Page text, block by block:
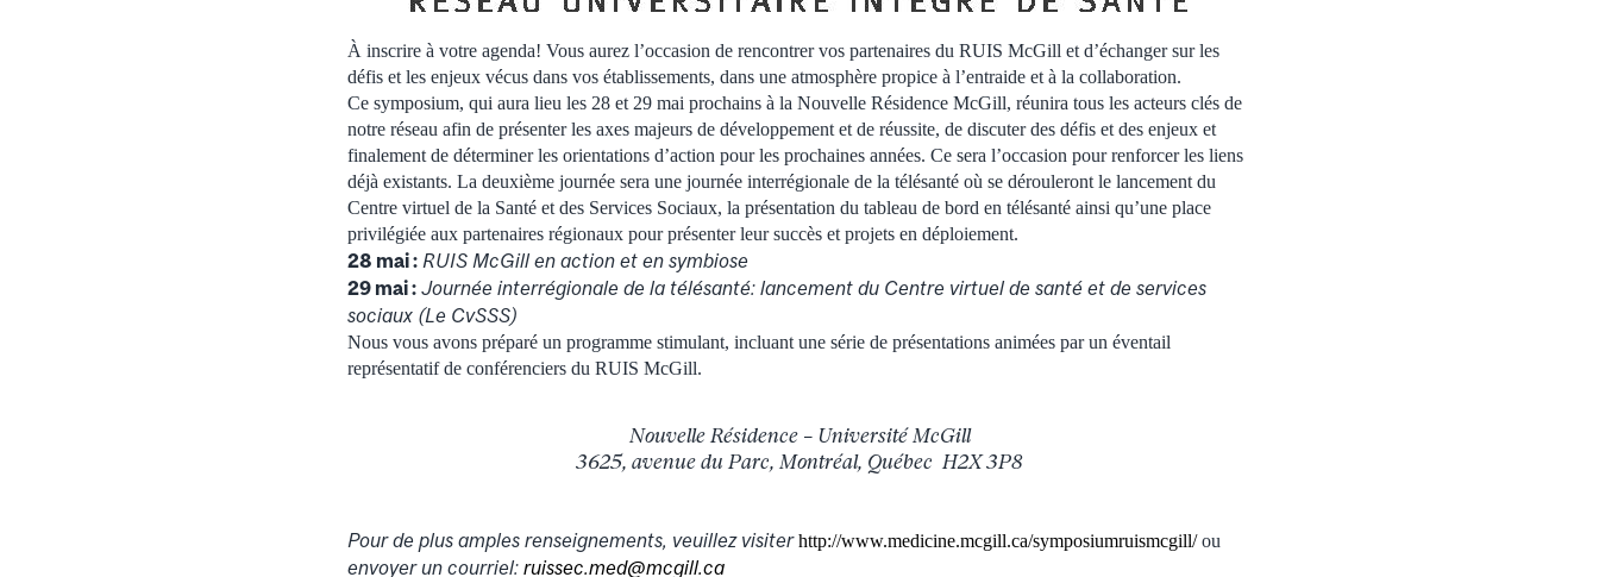
À inscrire à votre agenda! Vous aurez l’occasion de rencontrer vos partenaires du RUIS McGill et d’échanger sur les
défis et les enjeux vécus dans vos établissements, dans une atmosphère propice à l’entraide et à la collaboration.
Ce symposium, qui aura lieu les 28 et 29 mai prochains à la Nouvelle Résidence McGill, réunira tous les acteurs clés de
notre réseau afin de présenter les axes majeurs de développement et de réussite, de discuter des défis et des enjeux et
finalement de déterminer les orientations d’action pour les prochaines années. Ce sera l’occasion pour renforcer les liens
déjà existants. La deuxième journée sera une journée interrégionale de la télésanté où se dérouleront le lancement du
Centre virtuel de la Santé et des Services Sociaux, la présentation du tableau de bord en télésanté ainsi qu’une place
privilégiée aux partenaires régionaux pour présenter leur succès et projets en déploiement.
28 mai : RUIS McGill en action et en symbiose
29 mai : Journée interrégionale de la télésanté: lancement du Centre virtuel de santé et de services
sociaux (Le CvSSS)
Nous vous avons préparé un programme stimulant, incluant une série de présentations animées par un éventail
représentatif de conférenciers du RUIS McGill.
Nouvelle Résidence – Université McGill
3625, avenue du Parc, Montréal, Québec H2X 3P8
Pour de plus amples renseignements, veuillez visiter http://www.medicine.mcgill.ca/symposiumruismcgill/ou
envoyer un courriel: ruissec.med@mcgill.ca